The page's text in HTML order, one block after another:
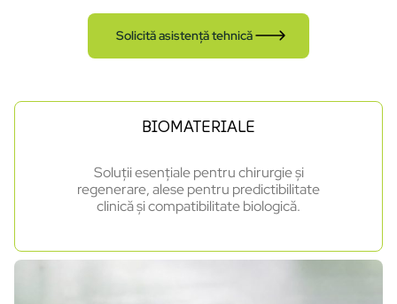
Solicită asistență tehnică
BIOMATERIALE
Soluții esențiale pentru chirurgie și
regenerare, alese pentru predictibilitate
clinică și compatibilitate biologică.